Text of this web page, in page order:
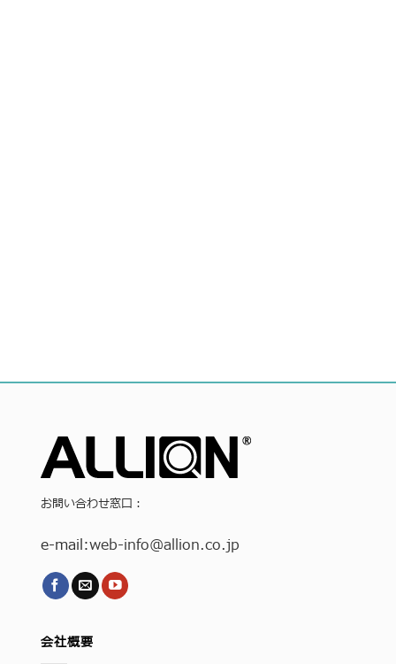
お問い合わせ窓口：
e-mail:web-info@allion.co.jp
会社概要